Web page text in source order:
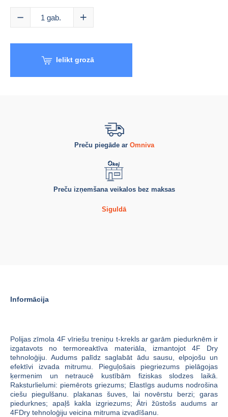
1 gab.
Ielikt grozā
Preču piegāde ar Omniva
Preču izņemšana veikalos bez maksas
Siguldā
Informācija
Polijas zīmola 4F vīriešu treniņu t-krekls ar garām piedurknēm ir
izgatavots no termoreaktīva materiāla, izmantojot 4F Dry
tehnoloģiju.
Audums palīdz saglabāt ādu sausu, elpojošu un
efektīvi izvada mitrumu.
Pieguļošais piegriezums pielāgojas
ķermenim un netraucē kustībām fiziskas slodzes laikā.
Raksturlielumi: piemērots griezums; Elastīgs audums nodrošina
ciešu piegulšanu.
plakanas šuves, lai novērstu berzi;
garas
piedurknes;
apaļš kakla izgriezums; Ātri žūstošs audums ar
4FDry tehnoloģiju veicina mitruma izvadīšanu.